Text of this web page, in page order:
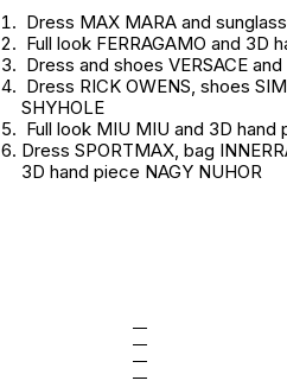
Dress MAX MARA and
Full look FERRAGAMO and 3D
Dress and shoes VERSACE
Dress RICK OWENS, shoes
SHYHOLE
Full look MIU MIU and 3D hand
Dress SPORTMAX, bag
3D hand piece NAGY NUHOR
—
—
—
—